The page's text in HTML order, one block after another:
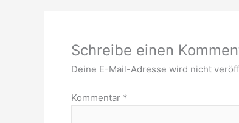
Schreibe einen
Deine E-Mail-Adresse wird nicht
Kommentar *